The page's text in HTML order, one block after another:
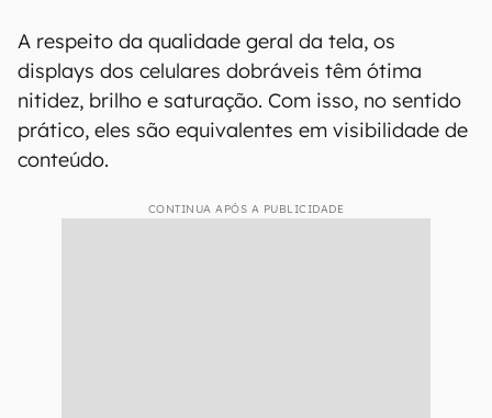
A respeito da qualidade geral da tela, os
displays dos celulares dobráveis têm ótima
nitidez, brilho e saturação. Com isso, no sentido
prático, eles são equivalentes em visibilidade de
conteúdo.
CONTINUA APÓS A PUBLICIDADE